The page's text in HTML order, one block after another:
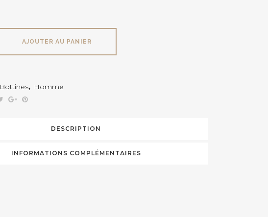
AJOUTER AU PANIER
Bottines, Homme
DESCRIPTION
INFORMATIONS COMPLÉMENTAIRES